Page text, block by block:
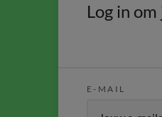
Log in
E-MAIL